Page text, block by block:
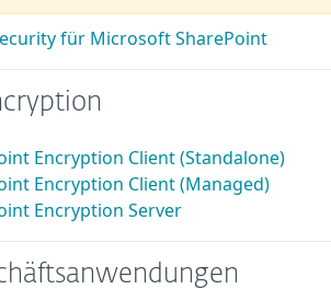
für Microsoft SharePoint
Encryption Client (Standalone)
Encryption Client (Managed)
Encryption Server